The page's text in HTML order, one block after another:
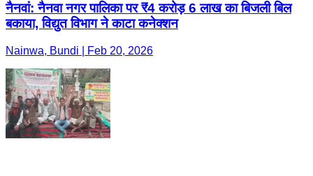
नैनवां: नैनवा नगर पालिका पर ₹4 करोड़ 6 लाख का बिजली बिल
बकाया, विद्युत विभाग ने काटा कनेक्शन
Nainwa, Bundi | Feb 20, 2026